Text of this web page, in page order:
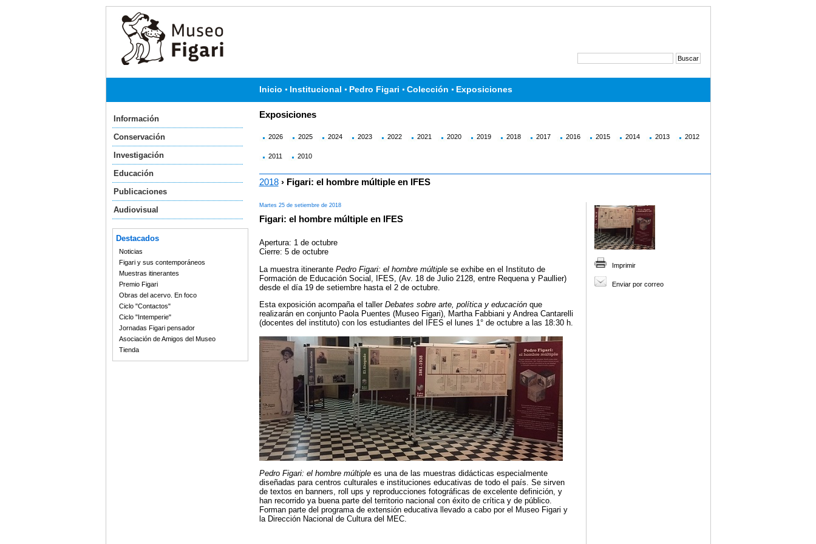
Inicio Institucional Pedro Figari Colección Exposiciones
Información
Conservación
Investigación
Educación
Publicaciones
Audiovisual
Destacados
Noticias
Figari y sus contemporáneos
Muestras itinerantes
Premio Figari
Obras del acervo. En foco
Ciclo "Contactos"
Ciclo "Intemperie"
Jornadas Figari pensador
Asociación de Amigos del Museo
Tienda
Exposiciones
2026 2025 2024 2023 2022 2021 2020 2019 2018 2017 2016 2015 2014 2013 2012
2011 2010
2018› Figari: el hombre múltiple en IFES
Martes 25 de setiembre de 2018
Figari: el hombre múltiple en IFES
Apertura: 1 de octubre
Cierre: 5 de octubre
La muestra itinerante Pedro Figari: el hombre múltiplese exhibe en el Instituto de
Formación de Educación Social, IFES, (Av. 18 de Julio 2128, entre Requena y Paullier)
desde el día 19 de setiembre hasta el 2 de octubre.
Esta exposición acompaña el taller Debates sobre arte, política y educaciónque
realizarán en conjunto Paola Puentes (Museo Figari), Martha Fabbiani y Andrea Cantarelli
(docentes del instituto) con los estudiantes del IFES el lunes 1° de octubre a las 18:30 h.
Pedro Figari: el hombre múltiplees una de las muestras didácticas especialmente
diseñadas para centros culturales e instituciones educativas de todo el país. Se sirven
de textos en banners, roll ups y reproducciones fotográficas de excelente definición, y
han recorrido ya buena parte del territorio nacional con éxito de crítica y de público.
Forman parte del programa de extensión educativa llevado a cabo por el Museo Figari y
la Dirección Nacional de Cultura del MEC.
Imprimir
Enviar por correo